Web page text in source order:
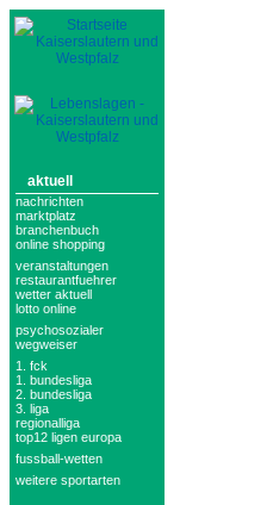
aktuell
nachrichten
marktplatz
branchenbuch
online shopping
veranstaltungen
restaurantfuehrer
wetter aktuell
lotto online
psychosozialer
wegweiser
1. fck
1. bundesliga
2. bundesliga
3. liga
regionalliga
top12 ligen europa
fussball-wetten
weitere sportarten